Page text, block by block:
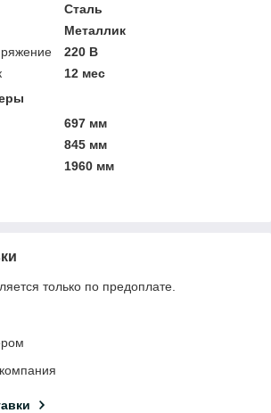
Сталь
Металлик
220 В
12 мес
697 мм
845 мм
1960 мм
только по предоплате.